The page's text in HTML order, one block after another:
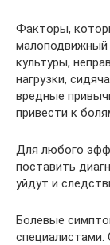
Факторы,
малоподвижный
культуры,
нагрузки,
вредные
привести к
Для любого
поставить
уйдут и
Болевые
специалистами.